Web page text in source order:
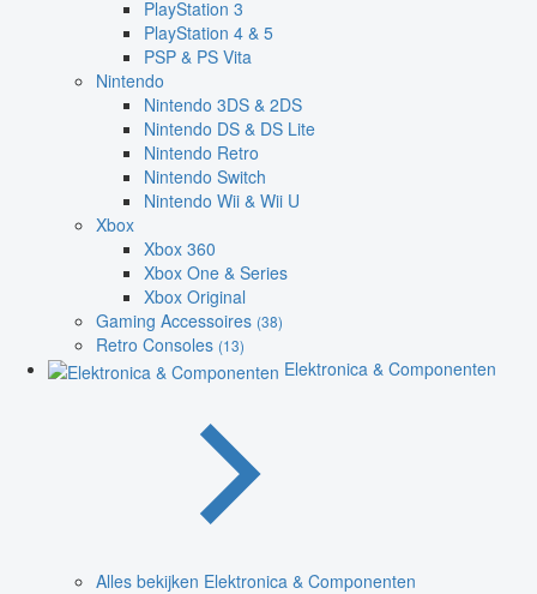
PlayStation 3
PlayStation 4 & 5
PSP & PS Vita
Nintendo
Nintendo 3DS & 2DS
Nintendo DS & DS Lite
Nintendo Retro
Nintendo Switch
Nintendo Wii & Wii U
Xbox
Xbox 360
Xbox One & Series
Xbox Original
Gaming Accessoires (38)
Retro Consoles (13)
Elektronica & Componenten
Alles bekijken Elektronica & Componenten